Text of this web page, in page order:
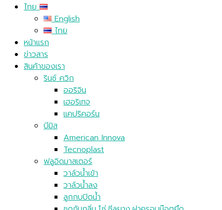
ไทย
English
ไทย
หน้าแรก
ข่าวสาร
สินค้าของเรา
รินซ์ ควิก
ออริจิน
เฮอริเทจ
แคปริคอร์น
บีมิส
American Innova
Tecnoplast
ฟลูอิดมาสเตอร์
วาล์วน้ำเข้า
วาล์วน้ำลง
ลูกกบปิดน้ำ